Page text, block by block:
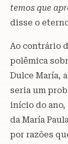
temos que
disse o
Ao contrário
polêmica
Dulce María,
seria um
início do ano,
da María
por razões